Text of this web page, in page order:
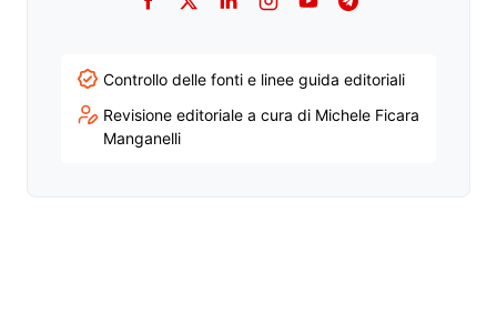
Facebook
TwitterLinkedInInstagram
YouTubeTelegram
Controllo delle fonti e linee guida editoriali
Revisione editoriale a cura di Michele Ficara
Manganelli